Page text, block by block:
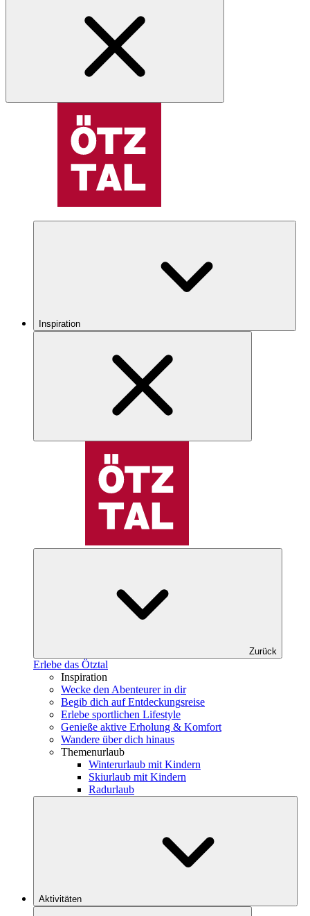
Inspiration
Zurück
Erlebe das Ötztal
Inspiration
Wecke den Abenteurer in dir
Begib dich auf Entdeckungsreise
Erlebe sportlichen Lifestyle
Genieße aktive Erholung & Komfort
Wandere über dich hinaus
Themenurlaub
Winterurlaub mit Kindern
Skiurlaub mit Kindern
Radurlaub
Aktivitäten